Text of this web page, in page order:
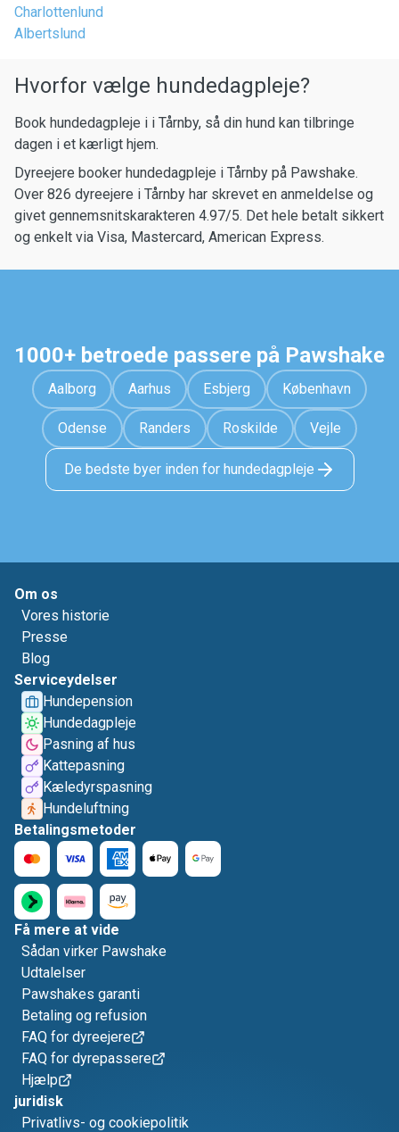
Charlottenlund
Albertslund
Hvorfor vælge hundedagpleje?
Book hundedagpleje i i Tårnby, så din hund kan tilbringe
dagen i et kærligt hjem.
Dyreejere booker hundedagpleje i Tårnby på Pawshake.
Over 826 dyreejere i Tårnby har skrevet en anmeldelse og
givet gennemsnitskarakteren 4.97/5. Det hele betalt sikkert
og enkelt via Visa, Mastercard, American Express.
1000+ betroede passere på Pawshake
Aalborg Aarhus Esbjerg København
Odense Randers Roskilde Vejle
De bedste byer inden for hundedagpleje
Om os
Vores historie
Presse
Blog
Serviceydelser
Hundepension
Hundedagpleje
Pasning af hus
Kattepasning
Kæledyrspasning
Hundeluftning
Betalingsmetoder
Få mere at vide
Sådan virker Pawshake
Udtalelser
Pawshakes garanti
Betaling og refusion
FAQ for dyreejere
FAQ for dyrepassere
Hjælp
juridisk
Privatlivs- og cookiepolitik